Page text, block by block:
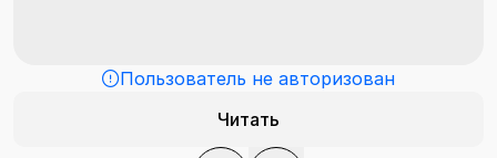
Пользователь не авторизован
Читать